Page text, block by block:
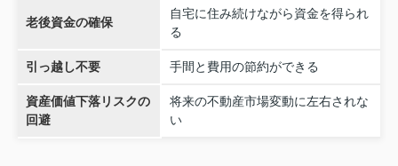
老後資金の確保
自宅に住み続けながら資金を得られ
る
引っ越し不要 手間と費用の節約ができる
資産価値下落リスクの
回避
将来の不動産市場変動に左右されな
い